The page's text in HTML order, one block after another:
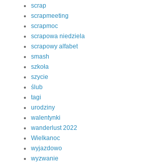
scrap
scrapmeeting
scrapmoc
scrapowa niedziela
scrapowy alfabet
smash
szkoła
szycie
ślub
tagi
urodziny
walentynki
wanderlust 2022
Wielkanoc
wyjazdowo
wyzwanie